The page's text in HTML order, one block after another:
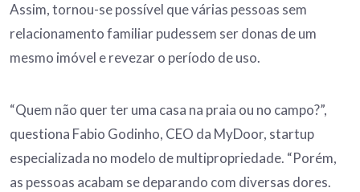
Assim, tornou-se possível que várias pessoas sem
relacionamento familiar pudessem ser donas de um
mesmo imóvel e revezar o período de uso.
“Quem não quer ter uma casa na praia ou no campo?”,
questiona Fabio Godinho, CEO da MyDoor, startup
especializada no modelo de multipropriedade. “Porém,
as pessoas acabam se deparando com diversas dores.